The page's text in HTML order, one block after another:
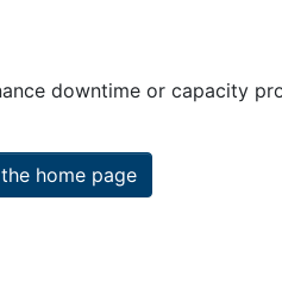
downtime or capacity
home page